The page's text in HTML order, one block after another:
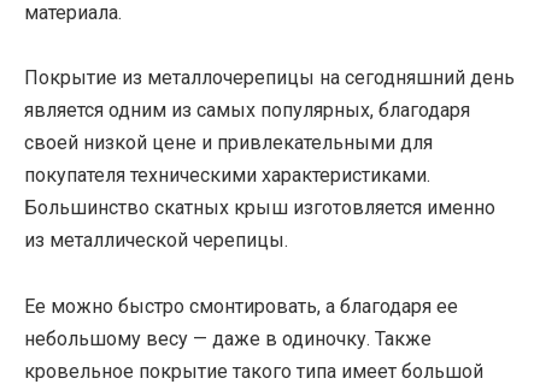
материала.
Покрытие из металлочерепицы на сегодняшний день
является одним из самых популярных, благодаря
своей низкой цене и привлекательными для
покупателя техническими характеристиками.
Большинство скатных крыш изготовляется именно
из металлической черепицы.
Ее можно быстро смонтировать, а благодаря ее
небольшому весу — даже в одиночку. Также
кровельное покрытие такого типа имеет большой